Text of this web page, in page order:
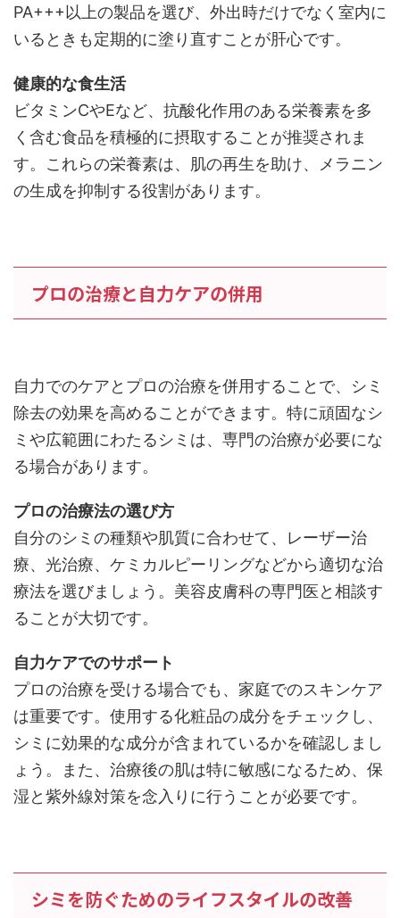
PA+++以上の製品を選び、外出時だけでなく室内に
いるときも定期的に塗り直すことが肝心です。
健康的な食生活
ビタミンCやEなど、抗酸化作用のある栄養素を多
く含む食品を積極的に摂取することが推奨されま
す。これらの栄養素は、肌の再生を助け、メラニン
の生成を抑制する役割があります。
プロの治療と自力ケアの併用
自力でのケアとプロの治療を併用することで、シミ
除去の効果を高めることができます。特に頑固なシ
ミや広範囲にわたるシミは、専門の治療が必要にな
る場合があります。
プロの治療法の選び方
自分のシミの種類や肌質に合わせて、レーザー治
療、光治療、ケミカルピーリングなどから適切な治
療法を選びましょう。美容皮膚科の専門医と相談す
ることが大切です。
自力ケアでのサポート
プロの治療を受ける場合でも、家庭でのスキンケア
は重要です。使用する化粧品の成分をチェックし、
シミに効果的な成分が含まれているかを確認しまし
ょう。また、治療後の肌は特に敏感になるため、保
湿と紫外線対策を念入りに行うことが必要です。
シミを防ぐためのライフスタイルの改善